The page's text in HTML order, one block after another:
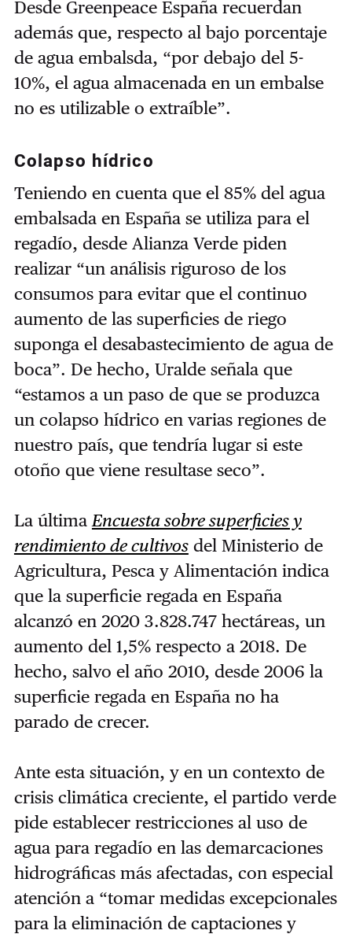
Desde Greenpeace España recuerdan
además que, respecto al bajo porcentaje
de agua embalsda, “por debajo del 5-
10%, el agua almacenada en un embalse
no es utilizable o extraíble”.
Colapso hídrico
Teniendo en cuenta que el 85% del agua
embalsada en España se utiliza para el
regadío, desde Alianza Verde piden
realizar “un análisis riguroso de los
consumos para evitar que el continuo
aumento de las superficies de riego
suponga el desabastecimiento de agua de
boca”. De hecho, Uralde señala que
“estamos a un paso de que se produzca
un colapso hídrico en varias regiones de
nuestro país, que tendría lugar si este
otoño que viene resultase seco”.
La última Encuesta sobre superficies y
rendimiento de cultivosdel Ministerio de
Agricultura, Pesca y Alimentación indica
que la superficie regada en España
alcanzó en 2020 3.828.747 hectáreas, un
aumento del 1,5% respecto a 2018. De
hecho, salvo el año 2010, desde 2006 la
superficie regada en España no ha
parado de crecer.
Ante esta situación, y en un contexto de
crisis climática creciente, el partido verde
pide establecer restricciones al uso de
agua para regadío en las demarcaciones
hidrográficas más afectadas, con especial
atención a “tomar medidas excepcionales
para la eliminación de captaciones y